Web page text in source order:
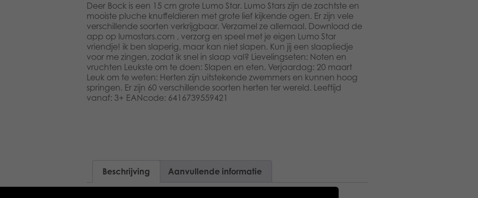
Deer Bock is een 15 cm grote Lumo Star. Lumo Stars zijn de zachtste en
mooiste pluche knuffeldieren met grote lief kijkende ogen. Er zijn vele
verschillende soorten verkrijgbaar. Verzamel ze allemaal. Download de
app op lumostars.com , verzorg en speel met je eigen Lumo Star
vriendje! ik ben slaperig, maar kan niet slapen. Kun jij een slaapliedje
voor me zingen, zodat ik snel in slaap val? Lievelingseten: Noten en
vruchten Leukste om te doen: Slapen en eten. Verjaardag: 20 maart
Leuk om te weten: Herten zijn uitstekende zwemmers en kunnen hoog
springen. Er zijn 60 verschillende soorten herten ter wereld. Leeftijd
vanaf: 3+ EANcode: 6416739559421
Beschrijving Aanvullende informatie